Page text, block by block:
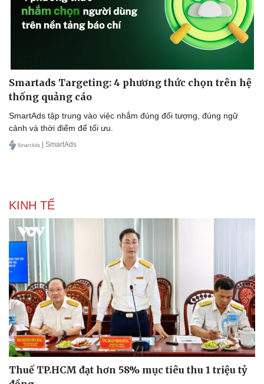
Pháp luật
Vụ án
Tin nóng
Tư vấn luật
Quân sự - Quốc phòng
Vũ khí
Việt Nam
Phân tích
Smartads Targeting: 4 phương thức chọn trên hệ
thống quảng cáo
SmartAds tập trung vào việc nhắm đúng đối tượng, đúng ngữ
cảnh và thời điểm để tối ưu.
| SmartAds
KINH TẾ
Thuế TP.HCM đạt hơn 58% mục tiêu thu 1 triệu tỷ